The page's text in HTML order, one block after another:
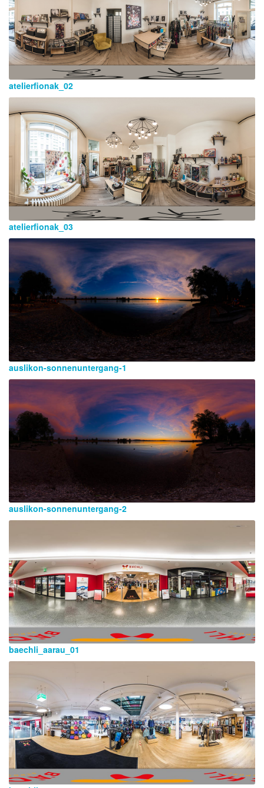
atelierfionak_02
atelierfionak_03
auslikon-sonnenuntergang-1
auslikon-sonnenuntergang-2
baechli_aarau_01